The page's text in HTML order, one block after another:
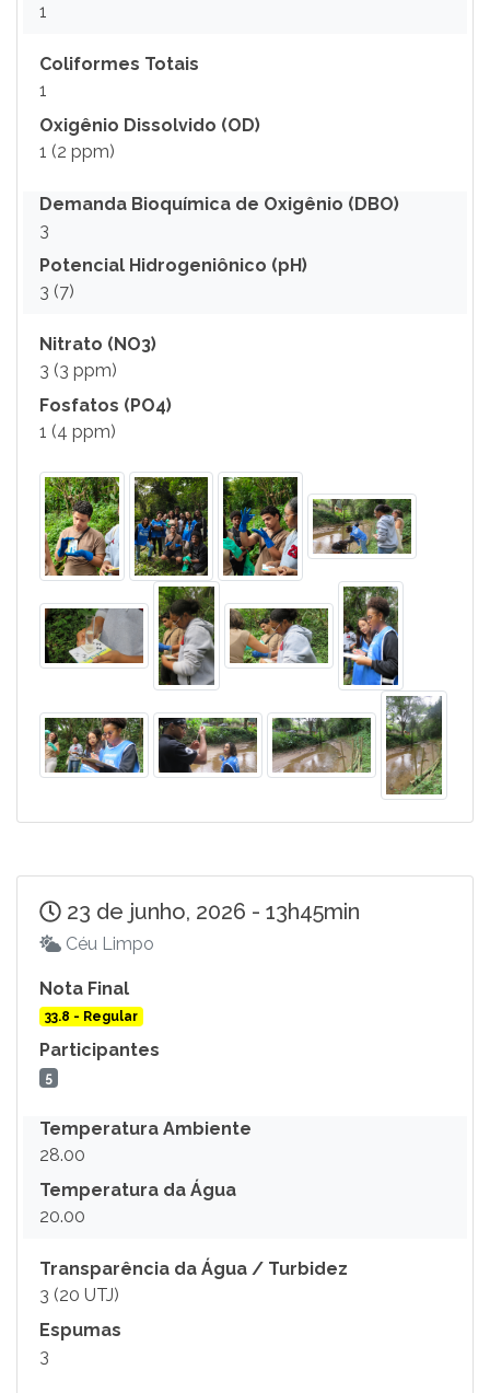
1
Coliformes Totais
1
Oxigênio Dissolvido (OD)
1 (2 ppm)
Demanda Bioquímica de Oxigênio (DBO)
3
Potencial Hidrogeniônico (pH)
3 (7)
Nitrato (NO3)
3 (3 ppm)
Fosfatos (PO4)
1 (4 ppm)
23 de junho, 2026 - 13h45min
Céu Limpo
Nota Final
33.8 - Regular
Participantes
5
Temperatura Ambiente
28.00
Temperatura da Água
20.00
Transparência da Água / Turbidez
3 (20 UTJ)
Espumas
3